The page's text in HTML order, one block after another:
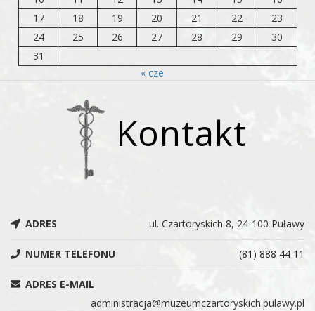
17
18 19 20 21 22
23
24
25 26 27 28 29
30
31
« cze
Kontakt
ADRES ul. Czartoryskich 8, 24-100 Puławy
NUMER TELEFONU (81) 888 44 11
ADRES E-MAIL
administracja@muzeumczartoryskich.pulawy.pl